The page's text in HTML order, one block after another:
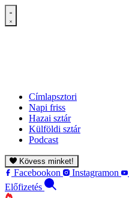
Címlapsztori
Napi friss
Hazai sztár
Külföldi sztár
Podcast
Kövess minket!
Facebookon Instagramon
Előfizetés